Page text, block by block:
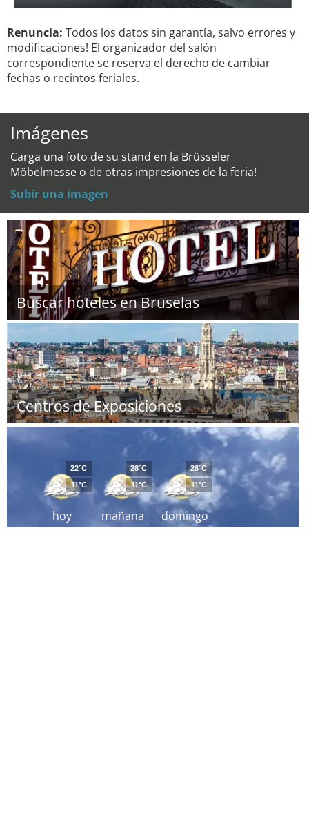
Renuncia: Todos los datos sin garantía, salvo errores y
modificaciones! El organizador del salón
correspondiente se reserva el derecho de cambiar
fechas o recintos feriales.
Imágenes
Carga una foto de su stand en la Brüsseler
Möbelmesse o de otras impresiones de la feria!
Subir una imagen
Buscar hoteles en Bruselas
Centros de Exposiciones
hoy
22°C
11°C
mañana
28°C
11°C
domingo
28°C
11°C